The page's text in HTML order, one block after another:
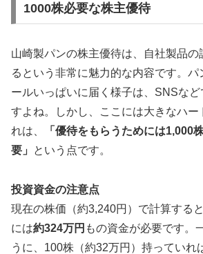
1000株必要な株主優待
山崎製パンの株主優待は、自社製品の
るという非常に魅力的な内容です。
ールいっぱいに届く様子は、SNSなど
すよね。しかし、ここには大きなハー
れは、
「優待をもらうためには1,000
要」
という点です。
投資資金の注意点
現在の株価（約3,240円）で計算する
には約324万円 もの資金が必要です。
うに、100株（約32万円）持っていれ